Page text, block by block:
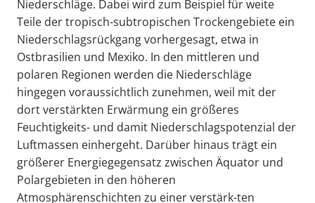
Niederschläge. Dabei wird zum Beispiel für weite
Teile der tropisch-subtropischen Trockengebiete ein
Niederschlagsrückgang vorhergesagt, etwa in
Ostbrasilien und Mexiko. In den mittleren und
polaren Regionen werden die Niederschläge
hingegen voraussichtlich zunehmen, weil mit der
dort verstärkten Erwärmung ein größeres
Feuchtigkeits- und damit Niederschlagspotenzial der
Luftmassen einhergeht. Darüber hinaus trägt ein
größerer Energiegegensatz zwischen Äquator und
Polargebieten in den höheren
Atmosphärenschichten zu einer verstärk-ten